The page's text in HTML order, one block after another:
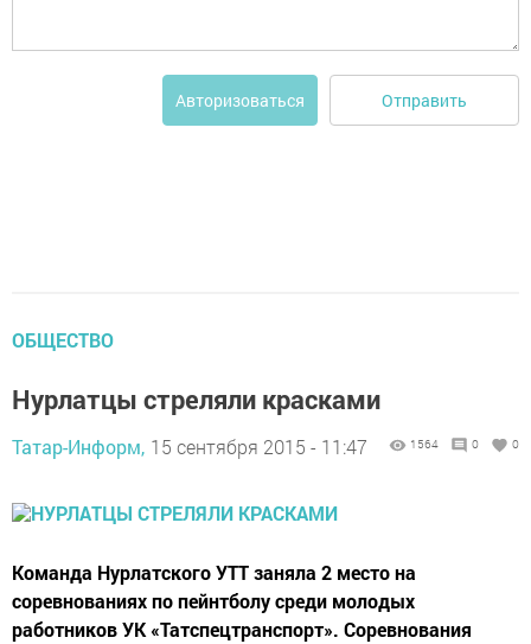
Авторизоваться Отправить
ОБЩЕСТВО
Нурлатцы стреляли красками
Татар-Информ, 15 сентября 2015 - 11:47 1564 0 0
Команда Нурлатского УТТ заняла 2 место на
соревнованиях по пейнтболу среди молодых
работников УК «Татспецтранспорт». Соревнования